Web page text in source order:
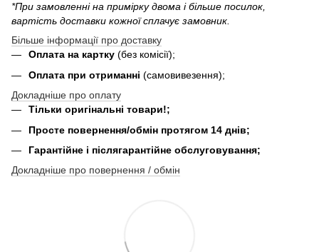
*При замовленні на примірку двома і більше посилок,
вартість доставки кожної сплачує замовник.
Більше інформації про доставку
Оплата на картку (без комісії);
Оплата при отриманні (самовивезення);
Докладніше про оплату
Тільки оригінальні товари!;
Просте повернення/обмін протягом 14 днів;
Гарантійне і післягарантійне обслуговування;
Докладніше про повернення / обмін